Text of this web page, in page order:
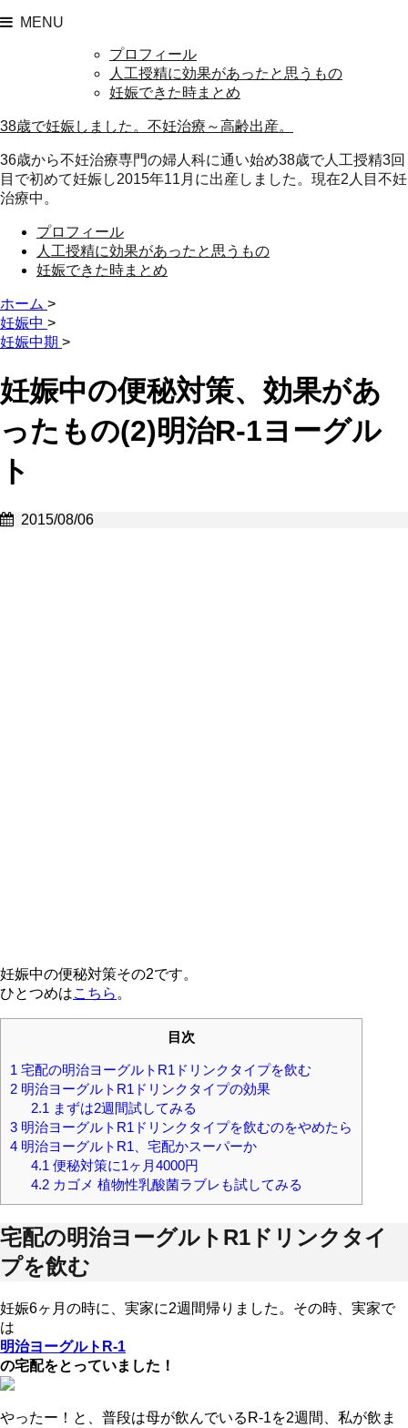
MENU
プロフィール
人工授精に効果があったと思うもの
妊娠できた時まとめ
38歳で妊娠しました。不妊治療～高齢出産。
36歳から不妊治療専門の婦人科に通い始め38歳で人工授精3回
目で初めて妊娠し2015年11月に出産しました。現在2人目不妊
治療中。
プロフィール
人工授精に効果があったと思うもの
妊娠できた時まとめ
ホーム >
妊娠中 >
妊娠中期 >
妊娠中の便秘対策、効果があ
ったもの(2)明治R-1ヨーグル
ト
2015/08/06
妊娠中の便秘対策その2です。
ひとつめはこちら 。
目次
1 宅配の明治ヨーグルトR1ドリンクタイプを飲む
2 明治ヨーグルトR1ドリンクタイプの効果
2.1 まずは2週間試してみる
3 明治ヨーグルトR1ドリンクタイプを飲むのをやめたら
4 明治ヨーグルトR1、宅配かスーパーか
4.1 便秘対策に1ヶ月4000円
4.2カゴメ 植物性乳酸菌ラブレも試してみる
宅配の明治ヨーグルトR1ドリンクタイ
プを飲む
妊娠6ヶ月の時に、実家に2週間帰りました。その時、実家で
は
明治ヨーグルトR-1
の宅配をとっていました！
やったー！と、普段は母が飲んでいるR-1を2週間、私が飲ま